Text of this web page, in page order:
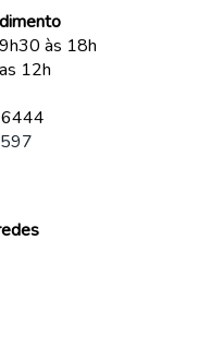
às 18h
12h